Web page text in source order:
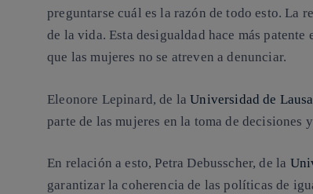
preguntarse cuál es la razón de todo esto. La
de la vida. Esta desigualdad hace más
que las mujeres no se atreven a denunciar.
Eleonore Lepinard,de laUniversidad de
parte de las mujeres en la toma de decisiones
En relación a esto,Petra Debusscher, de la
garantizar la coherencia de las políticas de